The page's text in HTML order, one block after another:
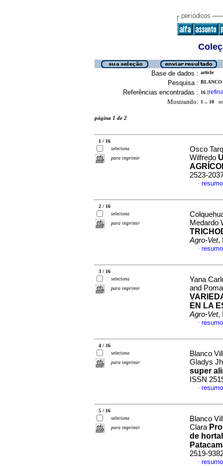
Base de dados : article
Pesquisa :
Referências encontradas : 16 [
Mostrando: 1 .. 10
página 1 de 2
1 / 16
seleciona
para imprimir
Osco
Wilfredo
2523-
·
2 / 16
seleciona
para imprimir
Medardo
Agro-Vet,
·
3 / 16
seleciona
para imprimir
Yana
and
EN LA
Agro-Vet,
·
4 / 16
seleciona
para imprimir
Blanco
Gladys
super
ISSN
·
5 / 16
seleciona
para imprimir
Blanco
Clara
de
2519-
·